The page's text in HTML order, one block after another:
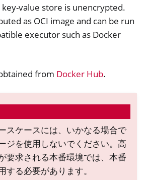
value store is unencrypted.
as OCI image and can be run
executor such as Docker
from Docker Hub.
スケースには、いかなる場合で
ジを使用しないでください。高
要求される本番環境では、本番
する必要があります。